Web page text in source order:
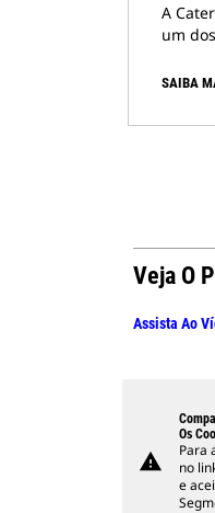
A
um
SAIBA
Veja O
Assista Ao
warning
Os
Para
no
e